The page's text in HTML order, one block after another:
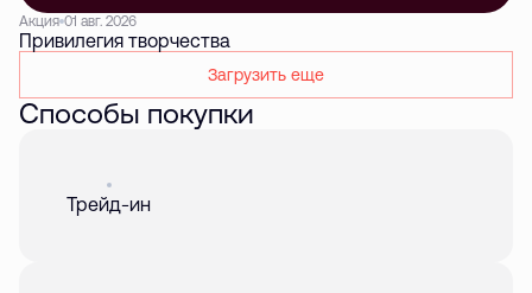
Акция 01 авг. 2026
Привилегия творчества
Загрузить еще
Способы покупки
Трейд-ин